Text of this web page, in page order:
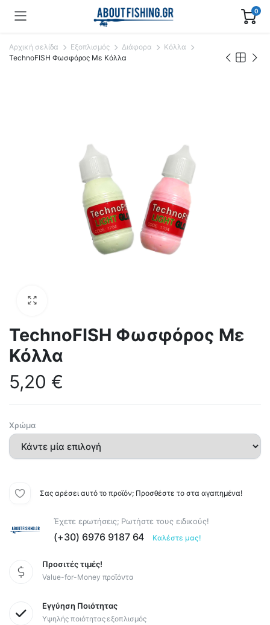
0
Αρχική σελίδα Εξοπλισμός Διάφορα
Κόλλα
TechnoFISH Φωσφόρος Με Κόλλα
TechnoFISH Φωσφόρος Με
Κόλλα
5,20 €
Χρώμα
Σας αρέσει αυτό το προϊόν; Προσθέστε το στα αγαπημένα!
Έχετε ερωτήσεις; Ρωτήστε τους ειδικούς!
(+30) 6976 9187 64 Καλέστε μας!
Προσιτές τιμές!
Value-for-Money προϊόντα
Εγγύηση Ποιότητας
Υψηλής ποιότητας εξοπλισμός